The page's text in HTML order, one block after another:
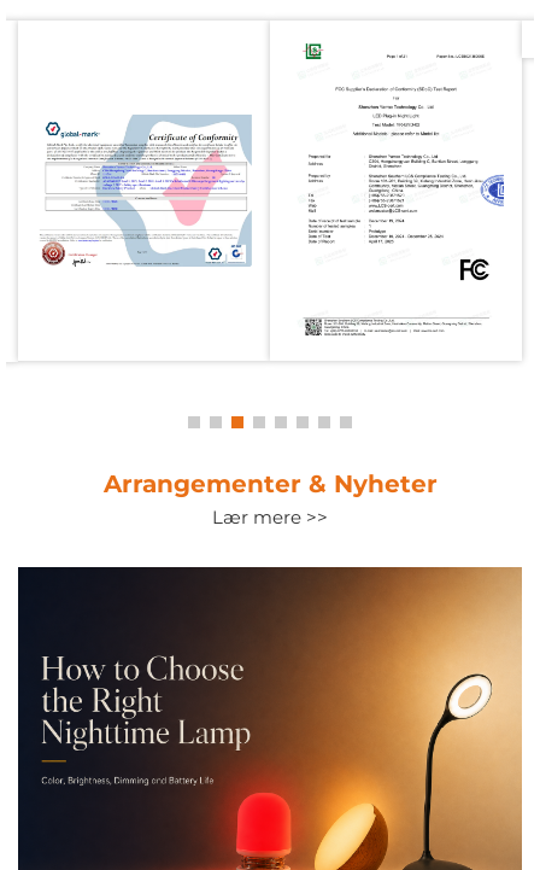
Arrangementer & Nyheter
Lær mere >>